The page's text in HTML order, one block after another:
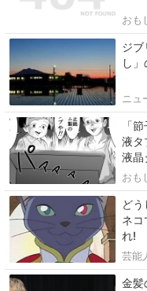
おも
ジ
し
ニュ
「
液
液晶
おも
ど
ネコ
れ!
芸能
金髪